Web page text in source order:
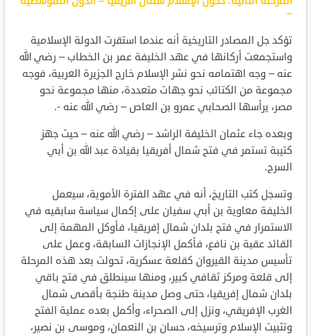
–
تؤكد جل المصادر التاريخية أنه عندما استقرت الدولة الإسلامية
واستجمعت أركانها في عهد الخليفة عمر بن الخطاب – رضي الله
عنه – وجه اهتمامه نحو نشر الإسلام خارج الجزيرة العربية، فوجه
مجموعة من الكتائب نحو جهات متعددة، منها مجموعة نحو
مصر، يرأسها الصحابي عمرو بن العاص – رضي الله عنه -.
وبعده جاء عثمان الخليفة الراشد – رضي الله عنه – حيث جهز
كتيبة تستمر في فتح شمال أفريقيا بقيادة عبد الله بن أبي
السرح.
وتسجل كتب التاريخ، أنه في عهد الفترة الأموية، سيعمل
الخليفة معاوية بن أبي سفيان على إكمال سياسة سابقيه في
الاستمرار في فتح بلدان شمال إفريقيا، فأوكل المهمة إلى
القائد عقبة بن نافع، فأكمل الإنجازات السابقة، وعمل على
تأسيس مدينة القيروان كقلعة عسكرية، تحولت بعد هذه المرحلة
إلى قلعة ومركز ثقافي كبير، ومنها سينطلق في فتح باقي
بلدان شمال إفريقيا، حتى وصل مدينة طنجة بأقصى شمال
الغرب الإفريقي، ونزل إلى الصحراء، وأكمل بعده عملية الفتح
وتثبيت الإسلام وترسيخه، حسان بن النعمان، وموسى بن نصير،